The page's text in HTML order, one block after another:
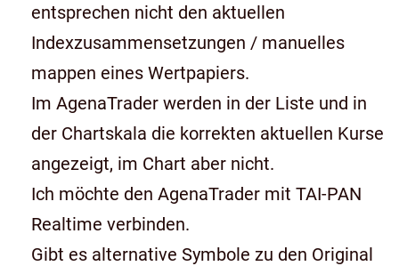
entsprechen nicht den aktuellen
Indexzusammensetzungen / manuelles
mappen eines Wertpapiers.
Im AgenaTrader werden in der Liste und in
der Chartskala die korrekten aktuellen Kurse
angezeigt, im Chart aber nicht.
Ich möchte den AgenaTrader mit TAI-PAN
Realtime verbinden.
Gibt es alternative Symbole zu den Original